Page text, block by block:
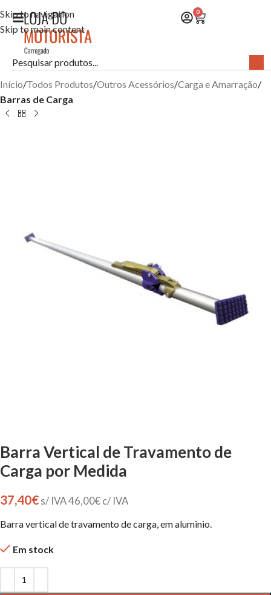
Skip to navigation
Skip to main content
0
Início Todos Produtos Outros Acessórios Carga e Amarração
Barras de Carga
Barra Vertical de Travamento de
Carga por Medida
37,40€ s/ IVA46,00€ c/ IVA
Barra vertical de travamento de carga, em aluminio.
Em stock